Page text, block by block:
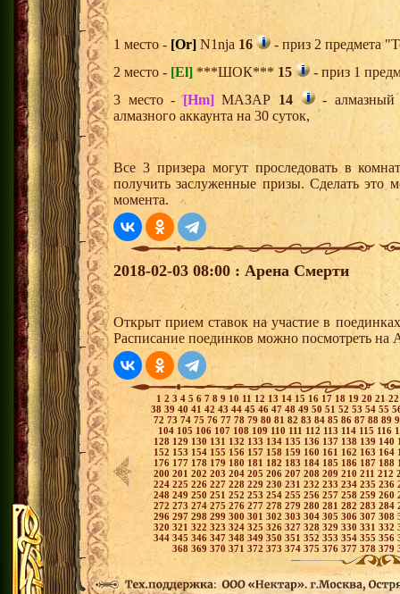
1 место - [Or] N1nja 16
- приз 2 предмета
2 место - [El] ***ШОК*** 15
- приз 1
3 место -[Hm] МАЗАР 14
- алмазный
алмазного аккаунта на 30 суток,
Все 3 призера могут проследовать в
получить заслуженные призы. Сделать это
момента.
2018-02-03 08:00 : Арена Смерти
Открыт прием ставок на участие в
Расписание поединков можно посмотреть на
1 2 3 4 5 6 7 8 9 10 11 12 13 14 15 16 17 18 19 20 21
38 39 40 41 42 43 44 45 46 47 48 49 50 51 52 53 54 55
72 73 74 75 76 77 78 79 80 81 82 83 84 85 86 87 88 89
104 105 106 107 108 109 110 111 112 113 114 115 116
128 129 130 131 132 133 134 135 136 137 138 139 140
152 153 154 155 156 157 158 159 160 161 162 163 164
176 177 178 179 180 181 182 183 184 185 186 187 188
200 201 202 203 204 205 206 207 208 209 210 211 212
224 225 226 227 228 229 230 231 232 233 234 235 236
248 249 250 251 252 253 254 255 256 257 258 259 260
272 273 274 275 276 277 278 279 280 281 282 283 284
296 297 298 299 300 301 302 303 304 305 306 307 308
320 321 322 323 324 325 326 327 328 329 330 331 332
344 345 346 347 348 349350 351 352 353 354 355 356
368 369 370 371 372 373 374 375 376 377 378 379